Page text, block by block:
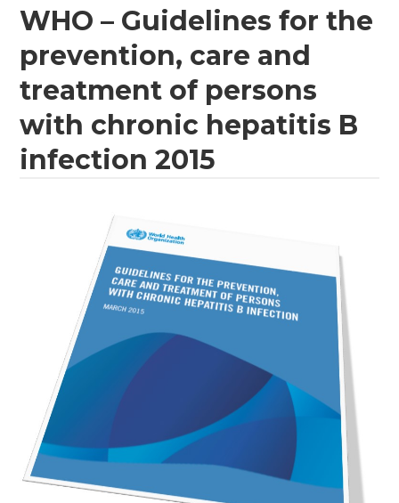
WHO – Guidelines for the
prevention, care and
treatment of persons
with chronic hepatitis B
infection 2015